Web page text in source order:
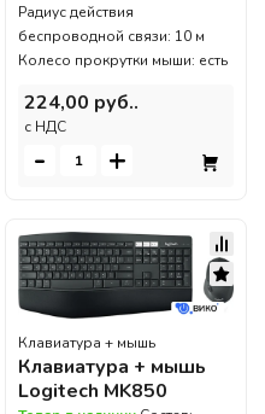
Радиус действия
беспроводной связи: 10 м
Колесо прокрутки мыши: есть
224,00 руб..
c НДС
- +
Клавиатура + мышь
Клавиатура + мышь
Logitech MK850